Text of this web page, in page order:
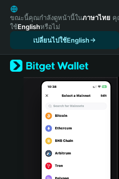
English
日本語
Tiếng Việt
Español (Latinoamérica)
Türkçe
Italiano
Português (Portugal)
Bahasa Indonesia
ขณะนี้คุณกำลังดูหน้านี้ในภาษาไทย คุ
ใช้Englishหรือไม่
เปลี่ยนไปใช้English